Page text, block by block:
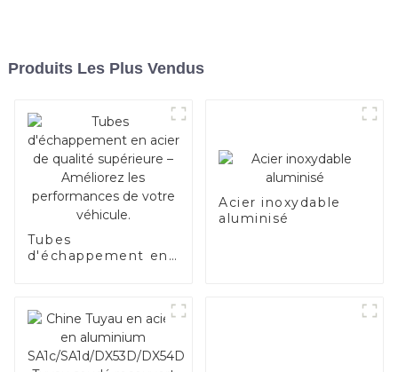
Produits Les Plus Vendus
Tubes
d'échappement en
performances de
votre véhicule.
Acier inoxydable
aluminisé